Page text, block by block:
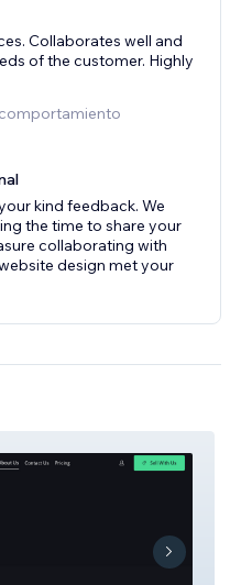
Collaborates well and
of the customer. Highly
kind feedback. We
the time to share your
collaborating with
design met your